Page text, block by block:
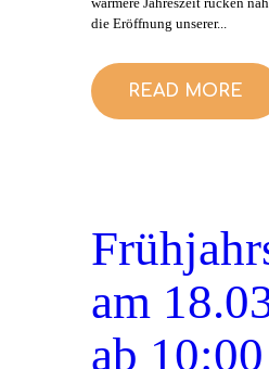
die Eröffnung unserer...
READ MORE
am
ab